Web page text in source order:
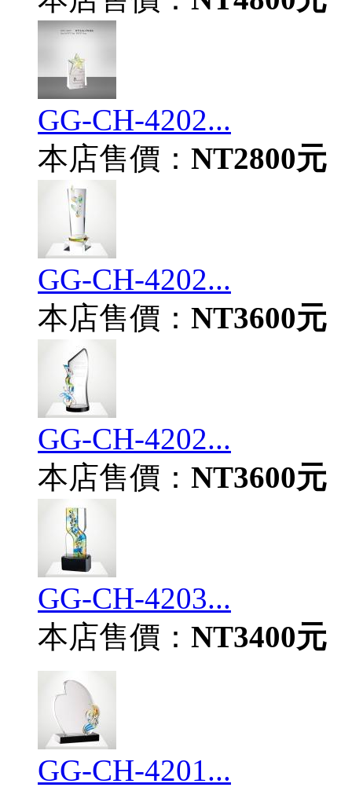
GG-CH-4202...
本店售價： NT2800元
GG-CH-4202...
本店售價： NT3600元
GG-CH-4202...
本店售價： NT3600元
GG-CH-4203...
本店售價： NT3400元
GG-CH-4201...